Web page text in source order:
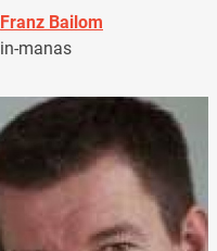
Franz Bailom
in-manas